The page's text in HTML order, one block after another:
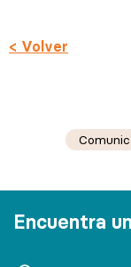
< Volver
Encuentra